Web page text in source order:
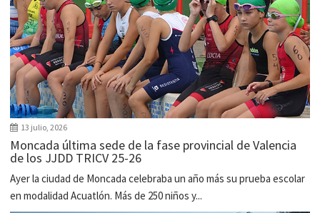
13 julio, 2026
Moncada última sede de la fase provincial de Valencia
de los JJDD TRICV 25-26
Ayer la ciudad de Moncada celebraba un año más su prueba escolar
en modalidad Acuatlón. Más de 250 niños y...